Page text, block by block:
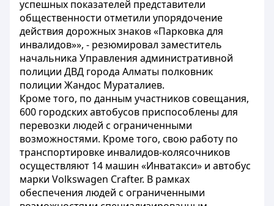
успешных показателей представители
общественности отметили упорядочение
действия дорожных знаков «Парковка для
инвалидов»», - резюмировал заместитель
начальника Управления административной
полиции ДВД города Алматы полковник
полиции Жандос Мураталиев.
Кроме того, по данным участников совещания,
600 городских автобусов приспособлены для
перевозки людей с ограниченными
возможностями. Кроме того, свою работу по
транспортировке инвалидов-колясочников
осуществляют 14 машин «Инватакси» и автобус
марки Volkswagen Сrafter. В рамках
обеспечения людей с ограниченными